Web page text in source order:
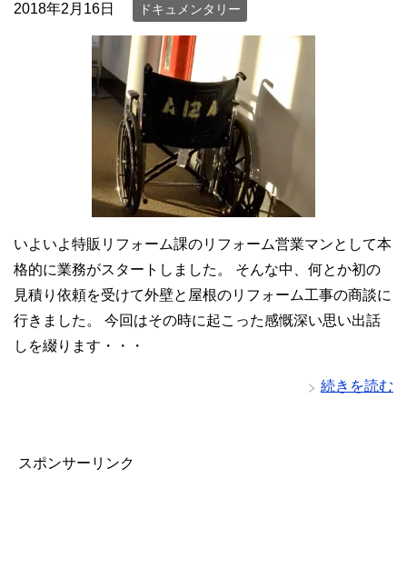
2018年2月16日 ドキュメンタリー
いよいよ特販リフォーム課のリフォーム営業マンとして本
格的に業務がスタートしました。 そんな中、何とか初の
見積り依頼を受けて外壁と屋根のリフォーム工事の商談に
行きました。 今回はその時に起こった感慨深い思い出話
しを綴ります・・・
続きを読む
スポンサーリンク